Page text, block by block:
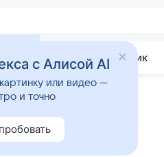
Почемучка Учебник
для
с Алисой AI
или видео —
и точно